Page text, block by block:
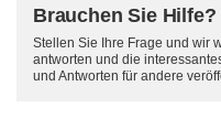
Brauchen Sie
Stellen Sie Ihre Frage und wir
antworten und die
und Antworten für andere